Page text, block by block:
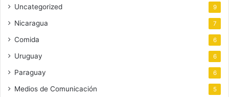
Uncategorized 9
Nicaragua 7
Comida 6
Uruguay 6
Paraguay 6
Medios de Comunicación 5